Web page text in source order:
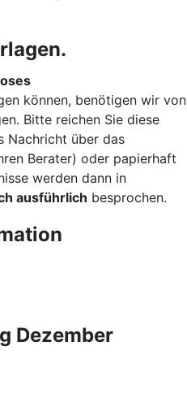
können, benötigen wir von
Bitte reichen Sie diese
Nachricht über das
Berater) oder papierhaft
werden dann in
ausführlich besprochen.
Dezember